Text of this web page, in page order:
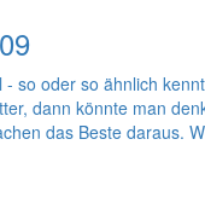
so oder so ähnlich
dann könnte man
das Beste daraus.